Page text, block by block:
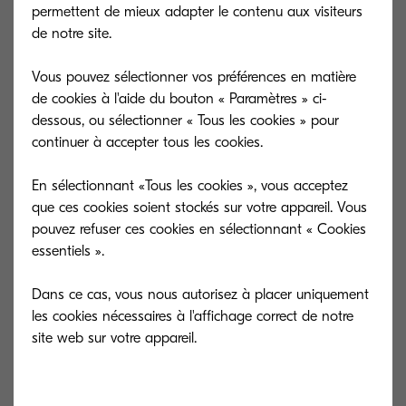
perdus ou détruits et consultés par n’importe qui
logiciel de gestion de contenu sont, quant à eux,
quasi indestructibles, et leur accès peut être limité
aux seules personnes autorisées.
Lorsqu’une entreprise opte pour la numérisation
de ses documents tout en utilisant une solution
de services de gestion de contenu, elle a
également la possibilité de sécuriser et de gérer
son contenu. Une tâche bien plus aisée lorsqu’il
s’agit de fichiers numériques. Les entreprises sont
en mesure de contrôler l’accès à leurs documents
permettent de mieux adapter le contenu aux visiteurs
de notre site.
Vous pouvez sélectionner vos préférences en matière
de cookies à l'aide du bouton « Paramètres » ci-
dessous, ou sélectionner « Tous les cookies » pour
continuer à accepter tous les cookies.
En sélectionnant «Tous les cookies », vous acceptez
que ces cookies soient stockés sur votre appareil. Vous
pouvez refuser ces cookies en sélectionnant « Cookies
essentiels ».
Dans ce cas, vous nous autorisez à placer uniquement
les cookies nécessaires à l'affichage correct de notre